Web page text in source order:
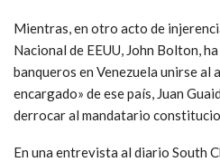
Mientras, en otro acto de
Nacional de EEUU, John Bolton,
banqueros en Venezuela unirse
encargado» de ese país, Juan
derrocar al mandatario
En una entrevista al diario South